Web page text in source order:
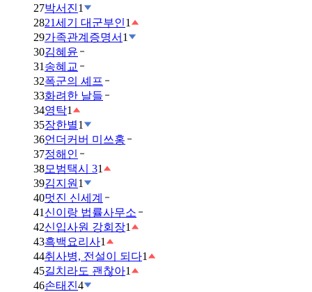
27박서진1
2821세기 대군부인1
29가족관계증명서 1
30김혜윤
31 송혜교
32폭군의 셰프
33화려한 날들
34영탁1
35장한별1
36언더커버 미쓰홍
37정해인
38모범택시 31
39김지원 1
40멋진 신세계
41 신이랑 법률사무소
42신입사원 강회장1
43흑백요리사1
44취사병, 전설이 되다1
45길치라도 괜찮아1
46손태진4